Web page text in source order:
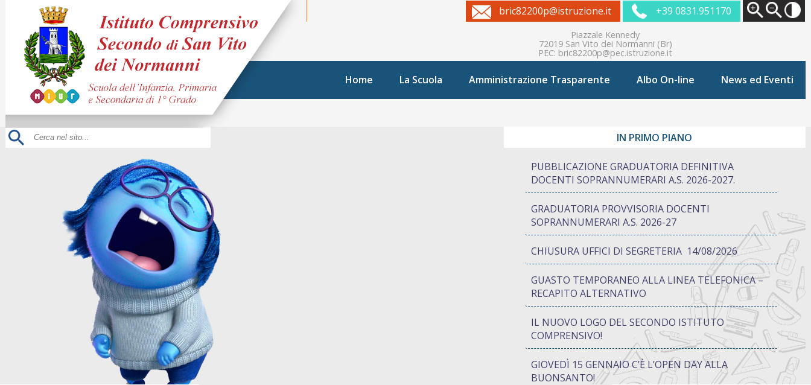
bric82200p@istruzione.it +39 0831.951170
Piazzale Kennedy
72019 San Vito dei Normanni (Br)
PEC: bric82200p@pec.istruzione.it
Home La Scuola Amministrazione Trasparente Albo On-line News ed Eventi
IN PRIMO PIANO
PUBBLICAZIONE GRADUATORIA DEFINITIVA
DOCENTI SOPRANNUMERARI A.S. 2026-2027.
GRADUATORIA PROVVISORIA DOCENTI
SOPRANNUMERARI A.S. 2026-27
CHIUSURA UFFICI DI SEGRETERIA 14/08/2026
GUASTO TEMPORANEO ALLA LINEA TELEFONICA –
RECAPITO ALTERNATIVO
IL NUOVO LOGO DEL SECONDO ISTITUTO
COMPRENSIVO!
GIOVEDÌ 15 GENNAIO C’È L’OPEN DAY ALLA
BUONSANTO!